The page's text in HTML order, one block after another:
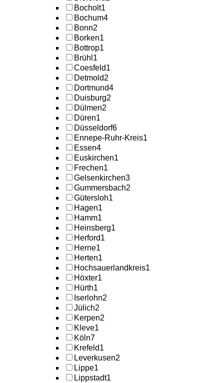
Bocholt1
Bochum4
Bonn2
Borken1
Bottrop1
Brühl 1
Coesfeld1
Detmold2
Dortmund4
Duisburg2
Dülmen2
Düren1
Düsseldorf6
Ennepe-Ruhr-Kreis1
Essen4
Euskirchen1
Frechen1
Gelsenkirchen3
Gummersbach2
Gütersloh1
Hagen1
Hamm1
Heinsberg1
Herford1
Herne1
Herten1
Hochsauerlandkreis1
Höxter1
Hürth1
Iserlohn2
Jülich2
Kerpen2
Kleve1
Köln7
Krefeld1
Leverkusen2
Lippe1
Lippstadt1